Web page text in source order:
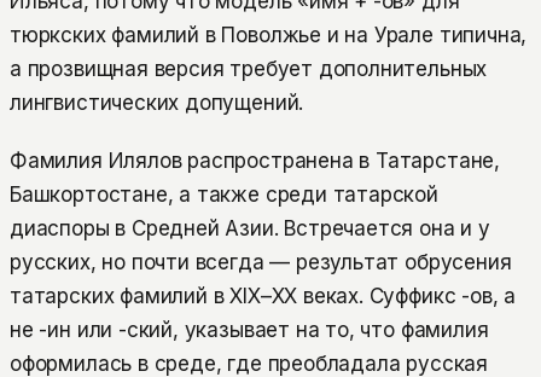
тюркских фамилий в Поволжье и на Урале типична,
а прозвищная версия требует дополнительных
лингвистических допущений.
Фамилия Илялов распространена в Татарстане,
Башкортостане, а также среди татарской
диаспоры в Средней Азии. Встречается она и у
русских, но почти всегда — результат обрусения
татарских фамилий в XIX–XX веках. Суффикс -ов, а
не -ин или -ский, указывает на то, что фамилия
оформилась в среде, где преобладала русская